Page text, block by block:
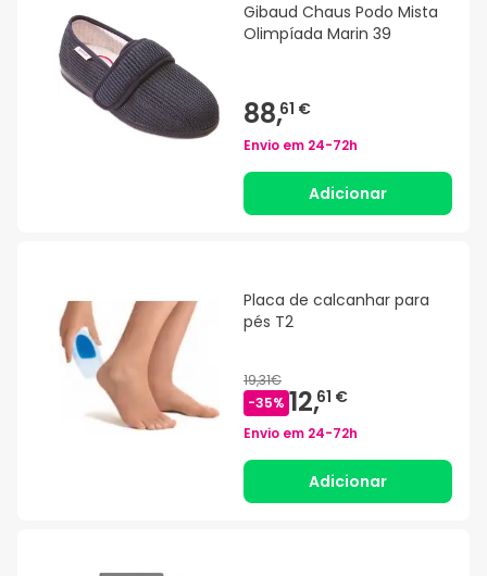
Gibaud Chaus Podo Mista
Olimpíada Marin 39
88,61 €
Envio em 24-72h
Adicionar
Placa de calcanhar para
pés T2
19,31€
-35% 12,61 €
Envio em 24-72h
Adicionar